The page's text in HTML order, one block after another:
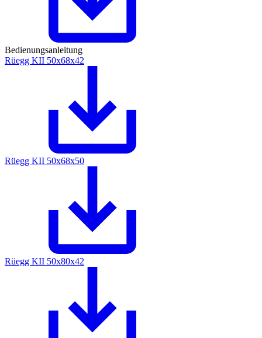
Bedienungsanleitung
Rüegg KII 50x68x42
Rüegg KII 50x68x50
Rüegg KII 50x80x42